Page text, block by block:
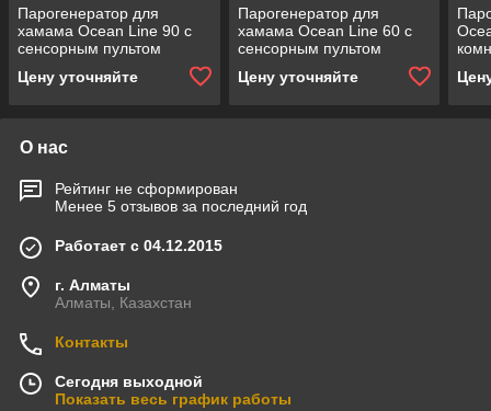
Парогенератор для
хамама Ocean Line 90 с
сенсорным пультом
автоматическая
Цену уточняйте
Парогенератор для
хамама Ocean Line 60 с
сенсорным пультом
автоматическая
Цену уточняйте
кВт,
О нас
Рейтинг не сформирован
Менее 5 отзывов за последний год
Работает с 04.12.2015
г. Алматы
Алматы, Казахстан
Контакты
Сегодня выходной
Показать весь график работы